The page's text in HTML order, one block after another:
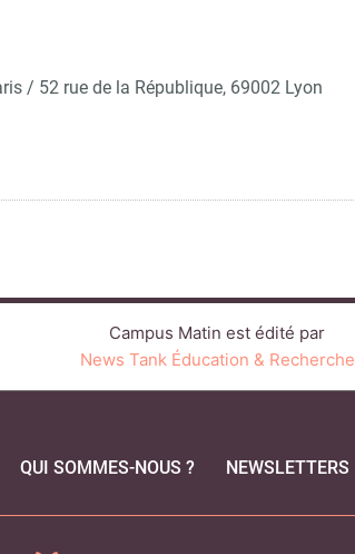
/ 52 rue de la République, 69002 Lyon
Campus Matin est édité par
News Tank Éducation & Recherche
QUI SOMMES-NOUS ? NEWSLETTERS